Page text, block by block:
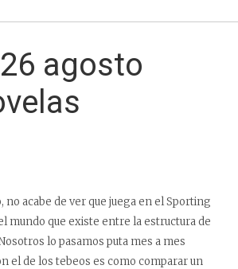
agosto
acabe de ver que juega en el Sporting
mundo que existe entre la estructura de
lo pasamos puta mes a mes
el de los tebeos es como comparar un